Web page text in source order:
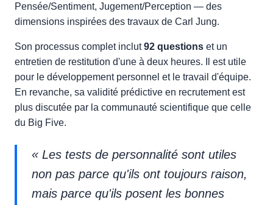
Pensée/Sentiment, Jugement/Perception — des
dimensions inspirées des travaux de Carl Jung.
Son processus complet inclut92 questions et un
entretien de restitution d'une à deux heures. Il est utile
pour le développement personnel et le travail d'équipe.
En revanche, sa validité prédictive en recrutement est
plus discutée par la communauté scientifique que celle
du Big Five.
« Les tests de personnalité sont utiles
non pas parce qu'ils ont toujours raison,
mais parce qu'ils posent les bonnes